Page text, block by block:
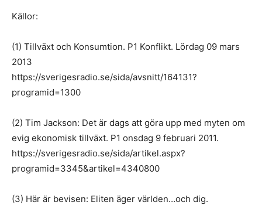
Källor:
(1) Tillväxt och Konsumtion. P1 Konflikt. Lördag 09 mars
2013
https://sverigesradio.se/sida/avsnitt/164131?
programid=1300
(2) Tim Jackson: Det är dags att göra upp med myten om
evig ekonomisk tillväxt. P1 onsdag 9 februari 2011.
https://sverigesradio.se/sida/artikel.aspx?
programid=3345&artikel=4340800
(3) Här är bevisen: Eliten äger världen…och dig.